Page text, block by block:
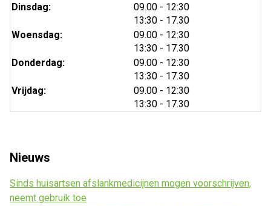
Dinsdag:
09.00 tot
- 12:30
13:30 tot
- 17.30
Woensdag:
09.00 tot
- 12:30
13:30 tot
- 17.30
Donderdag:
09.00 tot
- 12:30
13:30 tot
- 17.30
Vrijdag:
09.00 tot
- 12:30
13:30 tot
- 17.30
Nieuws
Sinds huisartsen afslankmedicijnen mogen voorschrijven,
neemt gebruik toe